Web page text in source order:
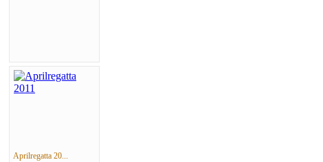
Aprilregatta 20...